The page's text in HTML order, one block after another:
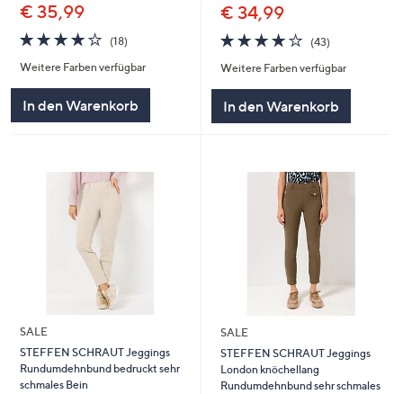
€ 35,99
4.0
von
5
(18)18
Weitere Farben verfügbar
In den Warenkorb
€ 34,99
4.0
von
5
(43)43
Weitere Farben verfügbar
In den Warenkorb
SALE
STEFFEN SCHRAUT Jeggings
Rundumdehnbund bedruckt sehr
schmales Bein
SALE
STEFFEN SCHRAUT Jeggings
London knöchellang
Rundumdehnbund sehr schmales